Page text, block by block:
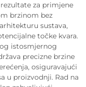
za primjene
brzinom bez
sustava,
točke kvara.
istosmjernog
precizne brzine
osiguravajući
u proizvodnji. Rad na